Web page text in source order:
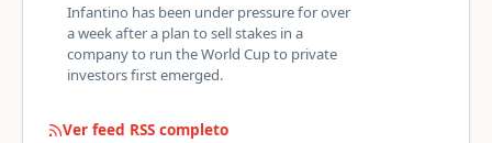
Infantino has been under pressure for over
a week after a plan to sell stakes in a
company to run the World Cup to private
investors first emerged.
Ver feed RSS completo